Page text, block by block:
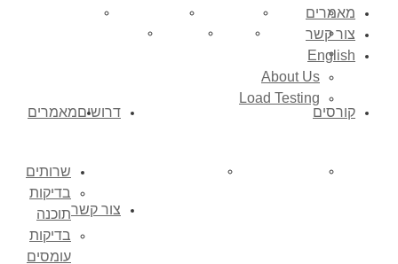
מאמרים
צור קשר
English
About Us
Load Testing
בדיקות תוכנהבדיקות עומסיםבדיקות אוטומטיותבדיקות מובייל
מעבדת בדיקותמיקור חוץפיתוח תוכנהאבטחת מידע
Mobile Testing
קורסים
קורסים לציבור הרחבקורסים לשוק העסקי
דרושיםמאמרים
צור קשר
שרותים
בדיקות
תוכנה
בדיקות
עומסים